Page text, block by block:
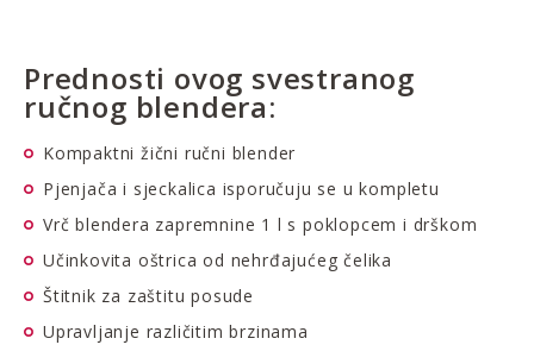
Prednosti ovog svestranog
ručnog blendera:
Kompaktni žični ručni blender
Pjenjača i sjeckalica isporučuju se u kompletu
Vrč blendera zapremnine 1 l s poklopcem i drškom
Učinkovita oštrica od nehrđajućeg čelika
Štitnik za zaštitu posude
Upravljanje različitim brzinama